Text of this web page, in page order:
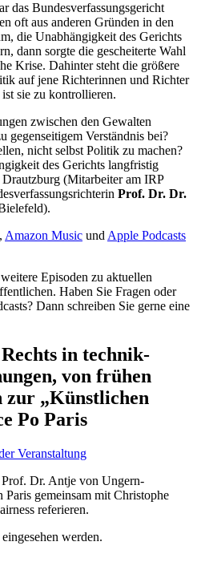
das Bundesverfassungsgericht
oft aus anderen Gründen in den
die Unabhängigkeit des Gerichts
dann sorgte die gescheiterte Wahl
Krise. Dahinter steht die größere
auf jene Richterinnen und Richter
sie zu kontrollieren.
zwischen den Gewalten
gegenseitigem Verständnis bei?
nicht selbst Politik zu machen?
des Gerichts langfristig
(Mitarbeiter am IRP
Prof. Dr. Dr.
, Amazon Music und Apple Podcasts
Episoden zu aktuellen
Haben Sie Fragen oder
Dann schreiben Sie gerne eine
in technik-
von frühen
zur „Künstlichen
Po Paris
Dr. Antje von Ungern-
Paris gemeinsam mit Christophe
referieren.
eingesehen werden.